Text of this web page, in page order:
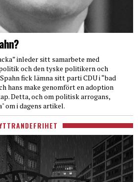
inleder sitt samarbete med
och den tyske politikern och
fick lämna sitt parti CDU i “bad
hans make genomfört en adoption
Detta, och om politisk arrogans,
om i dagens artikel.